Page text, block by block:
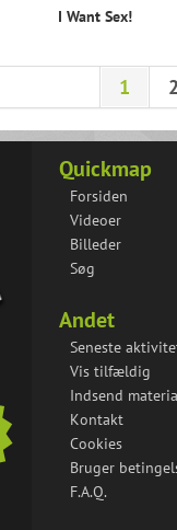
I Want Sex!
1
Quickmap
Forsiden
Videoer
Billeder
Søg
Andet
Seneste
Vis tilfældig
Indsend
Kontakt
Cookies
Bruger
F.A.Q.